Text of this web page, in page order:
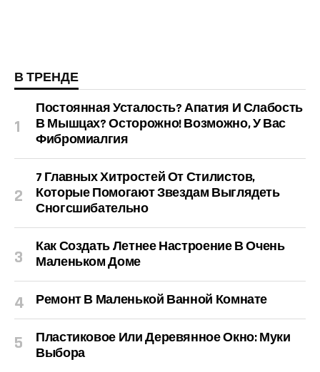
В ТРЕНДЕ
Постоянная Усталость? Апатия И Слабость
В Мышцах? Осторожно! Возможно, У Вас
Фибромиалгия
7 Главных Хитростей От Стилистов,
Которые Помогают Звездам Выглядеть
Сногсшибательно
Как Создать Летнее Настроение В Очень
Маленьком Доме
Ремонт В Маленькой Ванной Комнате
Пластиковое Или Деревянное Окно: Муки
Выбора